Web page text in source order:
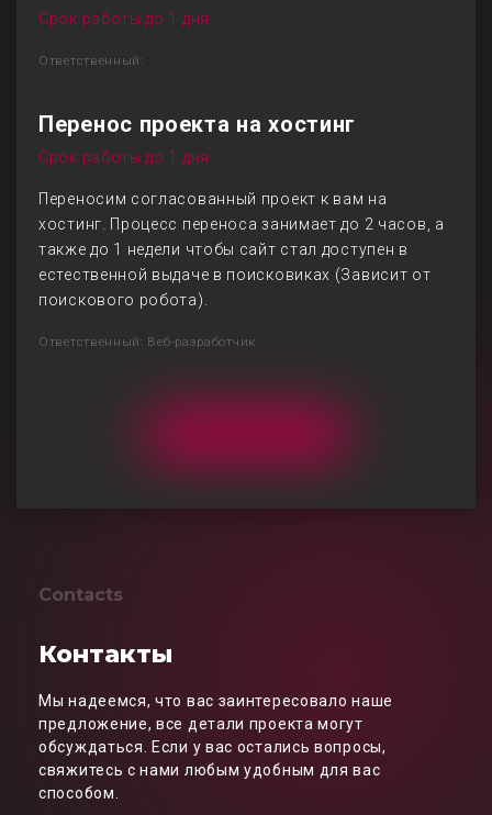
Срок работы до 1 дня
Ответственный:
Перенос проекта на хостинг
Срок работы до 1 дня
Переносим согласованный проект к вам на
хостинг. Процесс переноса занимает до 2 часов, а
также до 1 недели чтобы сайт стал доступен в
естественной выдаче в поисковиках (Зависит от
поискового робота).
Ответственный: Веб-разработчик
Contacts
Контакты
Мы надеемся, что вас заинтересовало наше
предложение, все детали проекта могут
обсуждаться. Если у вас остались вопросы,
свяжитесь с нами любым удобным для вас
способом.